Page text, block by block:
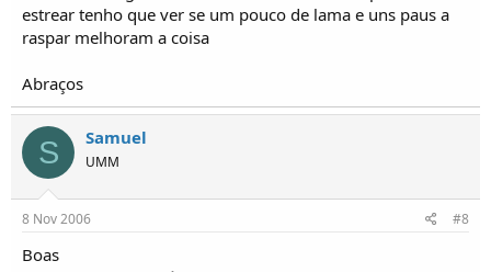
estrear tenho que ver se um pouco de lama e uns paus a
raspar melhoram a coisa
Abraços
S Samuel
UMM
8 Nov 2006 #8
Boas